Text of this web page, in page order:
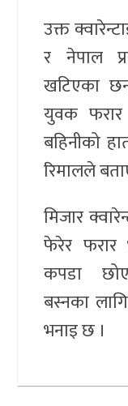
उक्त
र नेपाल
खटिएका
युवक
बहिनीको
रिमालले
मिजार
फेरेर फरार
कपडा
बस्नका
भनाइ छ ।